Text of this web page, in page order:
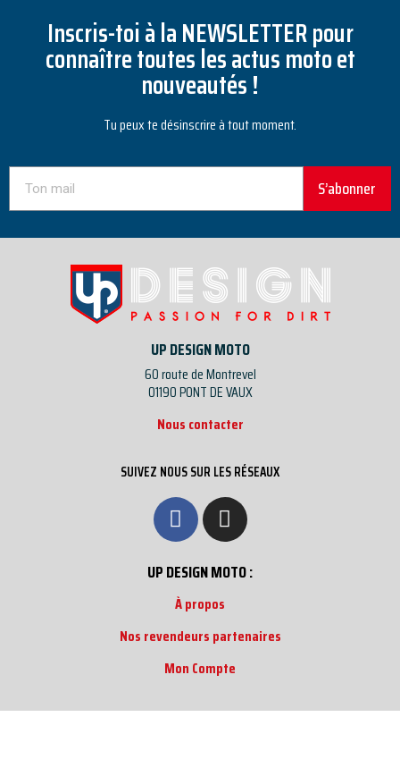
Inscris-toi à la NEWSLETTER pour
connaître toutes les actus moto et
nouveautés !
Tu peux te désinscrire à tout moment.
S’abonner
UP DESIGN MOTO
60 route de Montrevel
01190 PONT DE VAUX
Nous contacter
SUIVEZ NOUS SUR LES RÉSEAUX
UP DESIGN MOTO :
À propos
Nos revendeurs partenaires
Mon Compte
Informations :